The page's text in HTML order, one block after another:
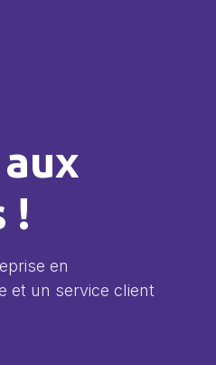
!
en
et un service client